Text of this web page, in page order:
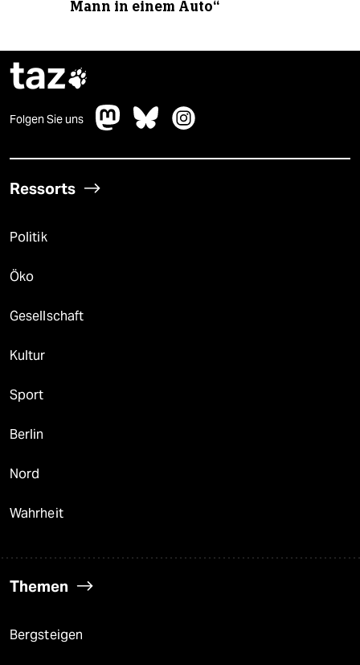
Mann in einem Auto“
taz
Folgen Sie uns
Ressorts
Politik
Öko
Gesellschaft
Kultur
Sport
Berlin
Nord
Wahrheit
Themen
Bergsteigen